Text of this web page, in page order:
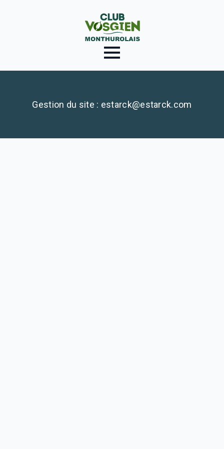
Gestion du site : estarck@estarck.com